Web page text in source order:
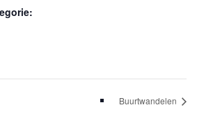
Buurtwandelen